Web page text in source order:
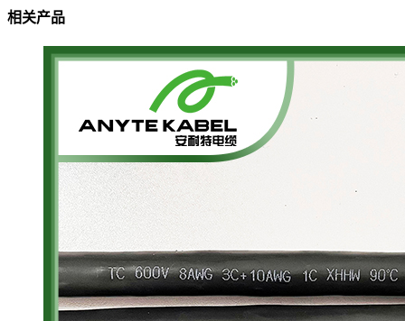
相关产品